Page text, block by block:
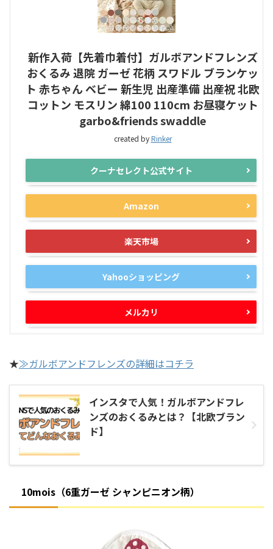
新作入荷【先着巾着付】ガルボアンドフレンズ
おくるみ 退院 ガーゼ 花柄 スワドル ブランケッ
ト 赤ちゃん ベビー 新生児 出産準備 出産祝 北欧
コットン モスリン 綿100 110cm お昼寝ケット
garbo&friends swaddle
created byRinker
クーナセレクト公式サイト
Amazon
楽天市場
Yahooショッピング
メルカリ
★≫ガルボアンドフレンズの詳細はコチラ
インスタで人気！ガルボアンドフレ
ンズのおくるみとは？【北欧ブラン
ド】
10mois（6重ガーゼ シャンピニオン柄）